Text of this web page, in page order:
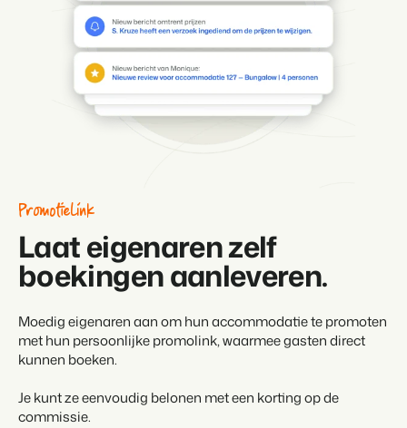
Promotielink
Laat eigenaren zelf
boekingen aanleveren.
Moedig eigenaren aan om hun accommodatie te promoten
met hun persoonlijke promolink, waarmee gasten direct
kunnen boeken.
Je kunt ze eenvoudig belonen met een korting op de
commissie.